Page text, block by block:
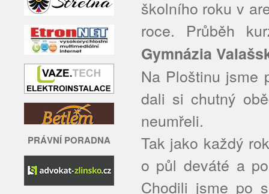
PRÁVNÍ PORADNA
školního roku v
roce. Průběh
Gymnázia
Na Ploštinu jsme
dali si chutný
neumřeli.
Tak jako každý
o půl deváté a
Chodili jsme po